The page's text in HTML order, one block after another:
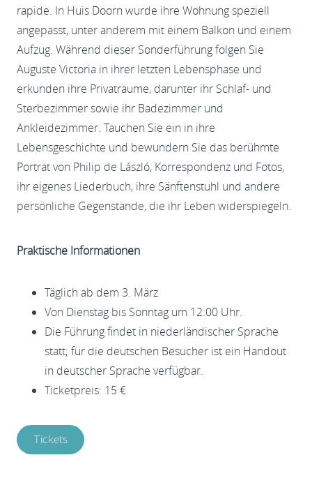
rapide. In Huis Doorn wurde ihre Wohnung speziell
angepasst, unter anderem mit einem Balkon und einem
Aufzug. Während dieser Sonderführung folgen Sie
Auguste Victoria in ihrer letzten Lebensphase und
erkunden ihre Privaträume, darunter ihr Schlaf- und
Sterbezimmer sowie ihr Badezimmer und
Ankleidezimmer. Tauchen Sie ein in ihre
Lebensgeschichte und bewundern Sie das berühmte
Porträt von Philip de László, Korrespondenz und Fotos,
ihr eigenes Liederbuch, ihre Sänftenstuhl und andere
persönliche Gegenstände, die ihr Leben widerspiegeln.
Praktische Informationen
Täglich ab dem 3. März
Von Dienstag bis Sonntag um 12:00 Uhr.
Die Führung findet in niederländischer Sprache
statt; für die deutschen Besucher ist ein Handout
in deutscher Sprache verfügbar.
Ticketpreis: 15 €
Tickets